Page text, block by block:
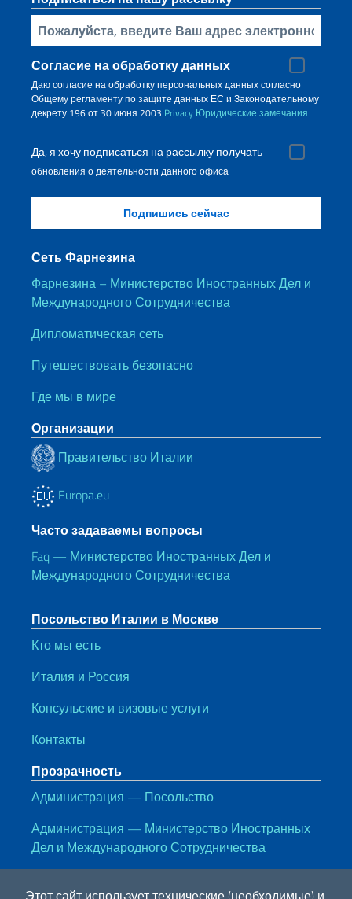
Bставьте свой адрес электронной почты
Согласие на обработку данных
Даю согласие на обработку персональных данных согласно
Общему регламенту по защите данных ЕС и Законодательному
декрету 196 от 30 июня 2003 Privacy Юридические замечания
Да, я хочу подписаться на рассылку получать
обновления о деятельности данного офиса
Сеть Фарнезина
Фарнезина – Министерство Иностранных Дел и
Международного Сотрудничества
Дипломатическая сеть
Путешествовать безопасно
Где мы в мире
Организации
Правительство Италии
Europa.eu
Часто задаваемы вопросы
Faq — Министерство Иностранных Дел и
Международного Сотрудничества
Посольство Италии в Москве
Кто мы есть
Италия и Россия
Консульские и визовые услуги
Контакты
Прозрачность
Администрация — Посольство
Администрация — Министерство Иностранных
Дел и Международного Сотрудничества
Полезные ссылки